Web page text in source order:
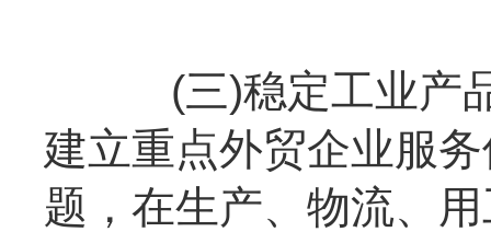
(三)稳定工业产品
建立重点外贸企业服
题，在生产、物流、